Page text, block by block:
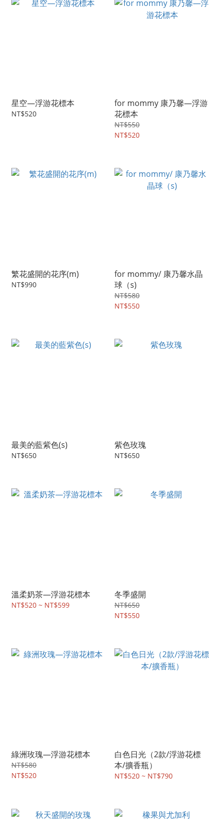
星空—浮游花標本
NT$520
for mommy 康乃馨—浮游
花標本
NT$550
NT$520
繁花盛開的花序(m)
NT$990
for mommy/ 康乃馨水晶
球（s)
NT$580
NT$550
最美的藍紫色(s)
NT$650
紫色玫瑰
NT$650
溫柔奶茶—浮游花標本
NT$520 ~ NT$599
冬季盛開
NT$650
NT$550
綠洲玫瑰—浮游花標本
NT$580
NT$520
白色日光（2款/浮游花標
本/擴香瓶）
NT$520 ~ NT$790